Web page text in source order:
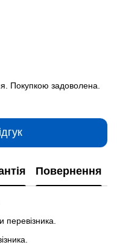
Покупкою задоволена.
Повернення